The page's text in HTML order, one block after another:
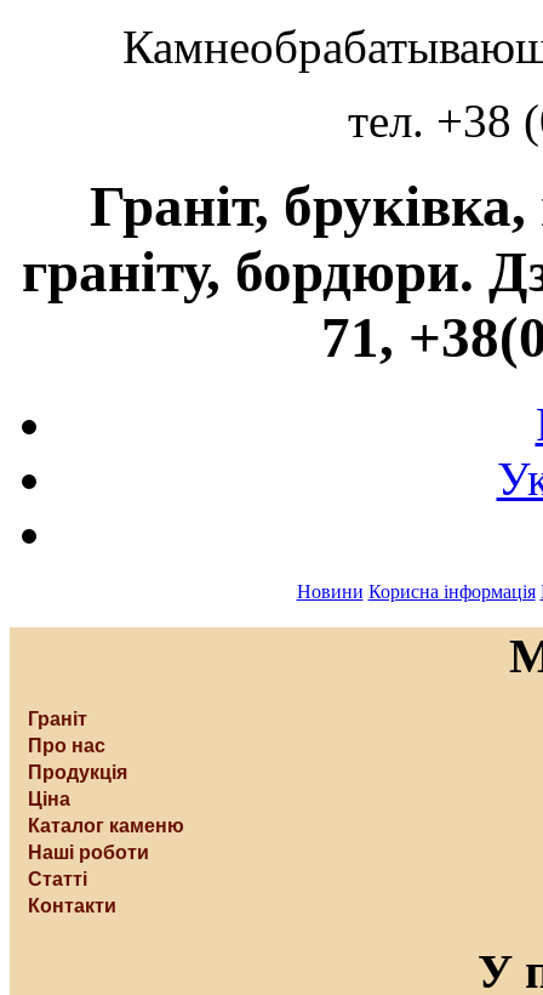
тел. +38
Граніт,
граніту, бордюри.
71,
Новини Корисна інформація
Граніт
Про нас
Продукція
Ціна
Каталог каменю
Наші роботи
Статті
Контакти
У